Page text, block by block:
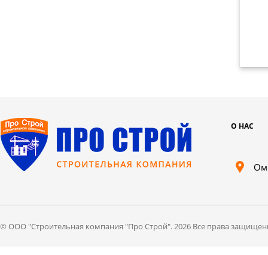
О НАС
© ООО "Cтроительная компания "Про Строй". 2026 Все права